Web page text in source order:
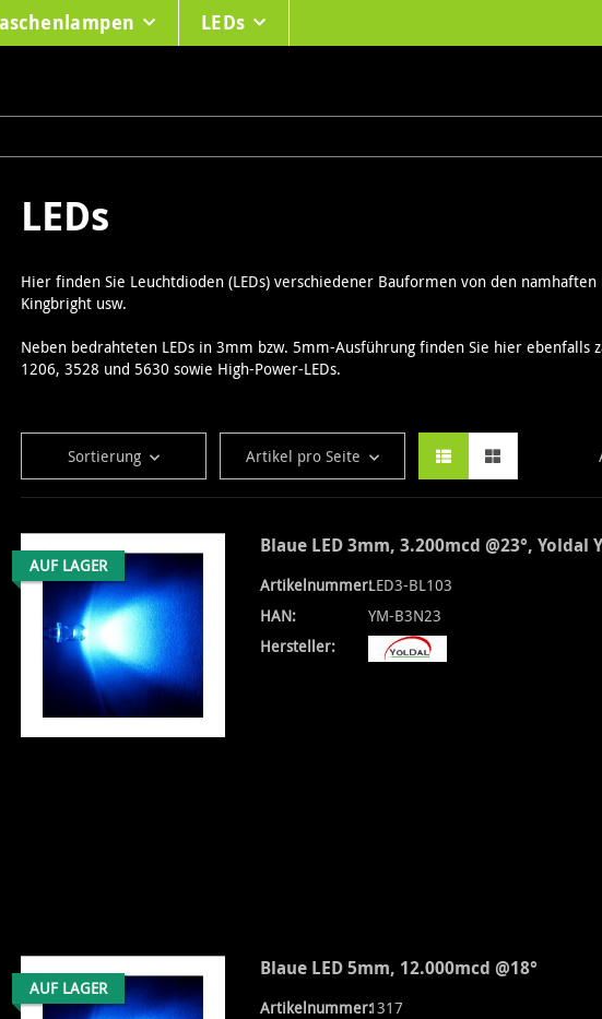
LEDs
LEDs
Hier finden Sie Leuchtdioden (LEDs) verschiedener Bauformen von den
Kingbright usw.
Neben bedrahteten LEDs in 3mm bzw. 5mm-Ausführung finden Sie hier ebenfalls
1206, 3528 und 5630 sowie High-Power-LEDs.
Sortierung Artikel pro Seite
AUF LAGER
Blaue LED 3mm, 3.200mcd @23°, Yoldal
Artikelnummer:LED3-BL103
HAN:
YM-B3N23
Hersteller:
AUF LAGER
Blaue LED 5mm, 12.000mcd @18°
Artikelnummer:1317